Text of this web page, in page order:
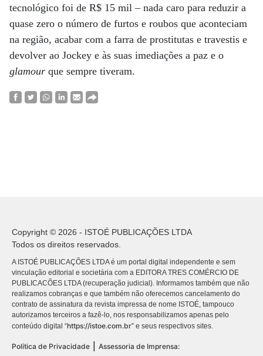
tecnológico foi de R$ 15 mil – nada caro para reduzir a
quase zero o número de furtos e roubos que aconteciam
na região, acabar com a farra de prostitutas e travestis e
devolver ao Jockey e às suas imediações a paz e o
glamour que sempre tiveram.
Copyright © 2026 - ISTOÉ PUBLICAÇÕES LTDA
Todos os direitos reservados.
A ISTOÉ PUBLICAÇÕES LTDA é um portal digital independente e sem
vinculação editorial e societária com a EDITORA TRES COMÉRCIO DE
PUBLICACÕES LTDA (recuperação judicial). Informamos também que não
realizamos cobranças e que também não oferecemos cancelamento do
contrato de assinatura da revista impressa de nome ISTOÉ, tampouco
autorizamos terceiros a fazê-lo, nos responsabilizamos apenas pelo
conteúdo digital “https://istoe.com.br” e seus respectivos sites.
Política de Privacidade Assessoria de Imprensa: